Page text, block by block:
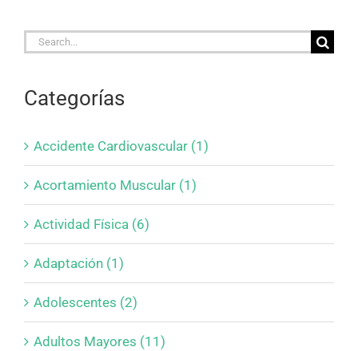
Search
Categorías
Accidente Cardiovascular (1)
Acortamiento Muscular (1)
Actividad Física (6)
Adaptación (1)
Adolescentes (2)
Adultos Mayores (11)